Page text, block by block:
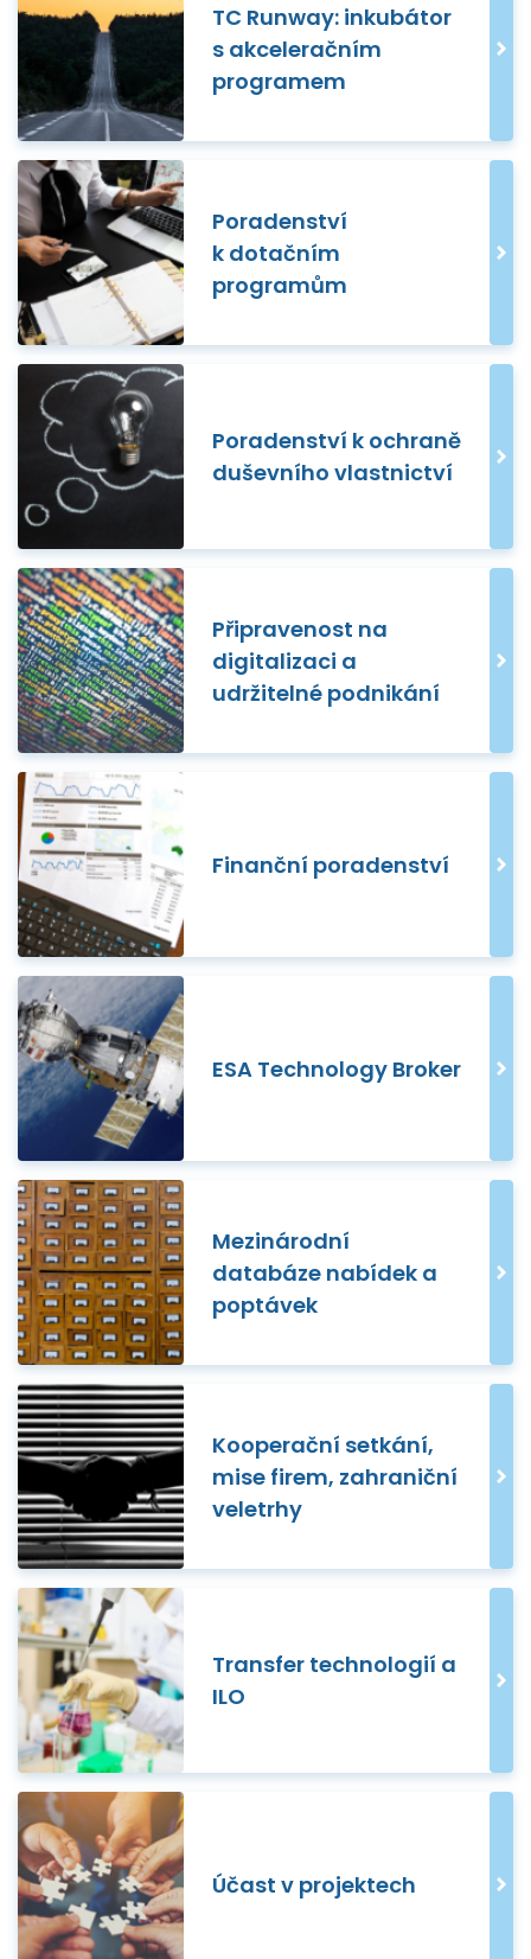
TC Runway: inkubátor
s akceleračním
programem
Poradenství
k dotačním
programům
Poradenství k ochraně
duševního vlastnictví
Připravenost na
digitalizaci a
udržitelné podnikání
Finanční poradenství
ESA Technology Broker
Mezinárodní
databáze nabídek a
poptávek
Kooperační setkání,
mise firem, zahraniční
veletrhy
Transfer technologií a
ILO
Účast v projektech